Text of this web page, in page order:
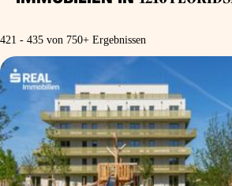
421 - 435 von 750+ Ergebnissen